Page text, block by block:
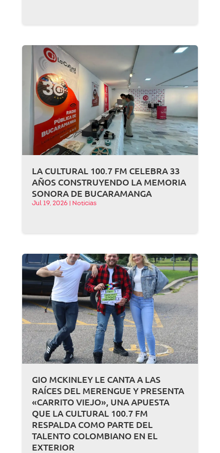
LA CULTURAL 100.7 FM CELEBRA 33
AÑOS CONSTRUYENDO LA MEMORIA
SONORA DE BUCARAMANGA
Jul 19, 2026 Noticias
GIO MCKINLEY LE CANTA A LAS
RAÍCES DEL MERENGUE Y PRESENTA
«CARRITO VIEJO», UNA APUESTA
QUE LA CULTURAL 100.7 FM
RESPALDA COMO PARTE DEL
TALENTO COLOMBIANO EN EL
EXTERIOR